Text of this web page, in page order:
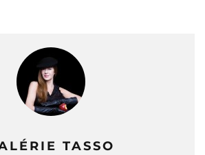
TASSO